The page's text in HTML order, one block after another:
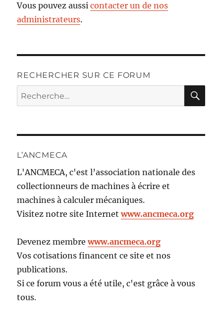
Vous pouvez aussicontacter un de nos
administrateurs.
RECHERCHER SUR CE FORUM
Recherche
pour :
L’ANCMECA
L'ANCMECA, c'est l’association nationale des
collectionneurs de machines à écrire et
machines à calculer mécaniques.
Visitez notre site Internetwww.ancmeca.org
Devenez membrewww.ancmeca.org
Vos cotisations financent ce site et nos
publications.
Si ce forum vous a été utile, c'est grâce à vous
tous.